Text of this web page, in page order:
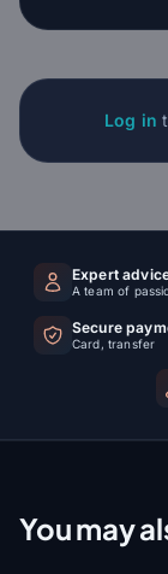
Log in
Expert
A team of
Secure
Card, transfer
You may